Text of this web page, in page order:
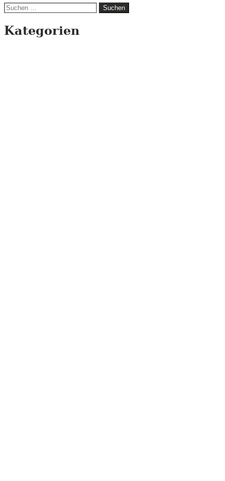
Suchen
Kategorien